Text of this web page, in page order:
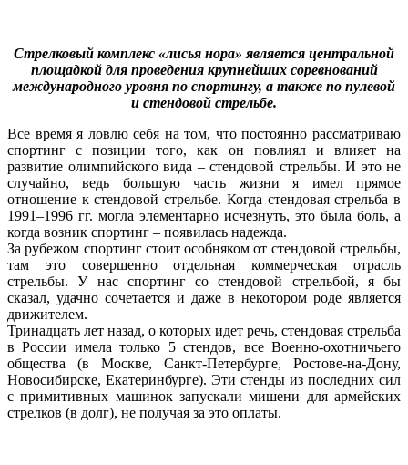
Стрелковый комплекс «лисья нора» является центральной
площадкой для проведения крупнейших соревнований
международного уровня по спортингу, а также по пулевой
и стендовой стрельбе.
Все время я ловлю себя на том, что постоянно рассматриваю
спортинг с позиции того, как он повлиял и влияет на
развитие олимпийского вида – стендовой стрельбы. И это не
случайно, ведь большую часть жизни я имел прямое
отношение к стендовой стрельбе. Когда стендовая стрельба в
1991–1996 гг. могла элементарно исчезнуть, это была боль, а
когда возник спортинг – появилась надежда.
За рубежом спортинг стоит особняком от стендовой стрельбы,
там это совершенно отдельная коммерческая отрасль
стрельбы. У нас спортинг со стендовой стрельбой, я бы
сказал, удачно сочетается и даже в некотором роде является
движителем.
Тринадцать лет назад, о которых идет речь, стендовая стрельба
в России имела только 5 стендов, все Военно-охотничьего
общества (в Москве, Санкт-Петербурге, Ростове-на-Дону,
Новосибирске, Екатеринбурге). Эти стенды из последних сил
с примитивных машинок запускали мишени для армейских
стрелков (в долг), не получая за это оплаты.